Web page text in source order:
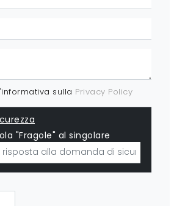
sulla Privacy Policy
"Fragole" al singolare